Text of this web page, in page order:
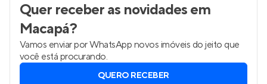
Quer receber as novidadesem
Macapá?
Vamos enviar por WhatsApp novos imóveis do jeito que
você está procurando.
QUERO RECEBER